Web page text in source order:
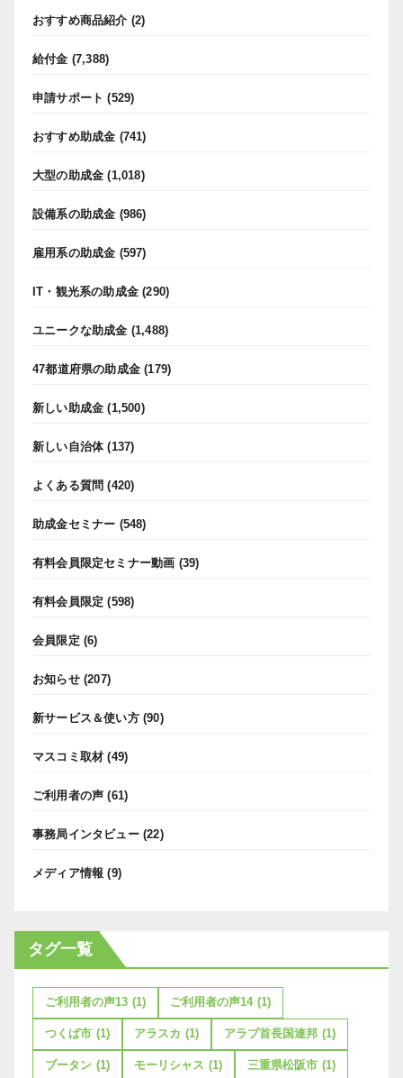
おすすめ商品紹介 (2)
給付金 (7,388)
申請サポート (529)
おすすめ助成金 (741)
大型の助成金 (1,018)
設備系の助成金 (986)
雇用系の助成金 (597)
IT・観光系の助成金 (290)
ユニークな助成金 (1,488)
47都道府県の助成金 (179)
新しい助成金 (1,500)
新しい自治体(137)
よくある質問 (420)
助成金セミナー (548)
有料会員限定セミナー動画 (39)
有料会員限定 (598)
会員限定 (6)
お知らせ(207)
新サービス＆使い方(90)
マスコミ取材 (49)
ご利用者の声 (61)
事務局インタビュー(22)
メディア情報 (9)
タグ一覧
ご利用者の声13 (1) ご利用者の声14 (1)
つくば市 (1) アラスカ (1) アラブ首長国連邦 (1)
ブータン (1) モーリシャス (1) 三重県松阪市 (1)